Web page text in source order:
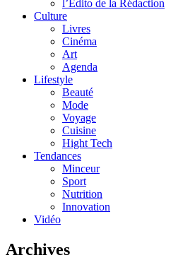
l’Édito de la Rédaction
Culture
Livres
Cinéma
Art
Agenda
Lifestyle
Beauté
Mode
Voyage
Cuisine
Hight Tech
Tendances
Minceur
Sport
Nutrition
Innovation
Vidéo
Archives